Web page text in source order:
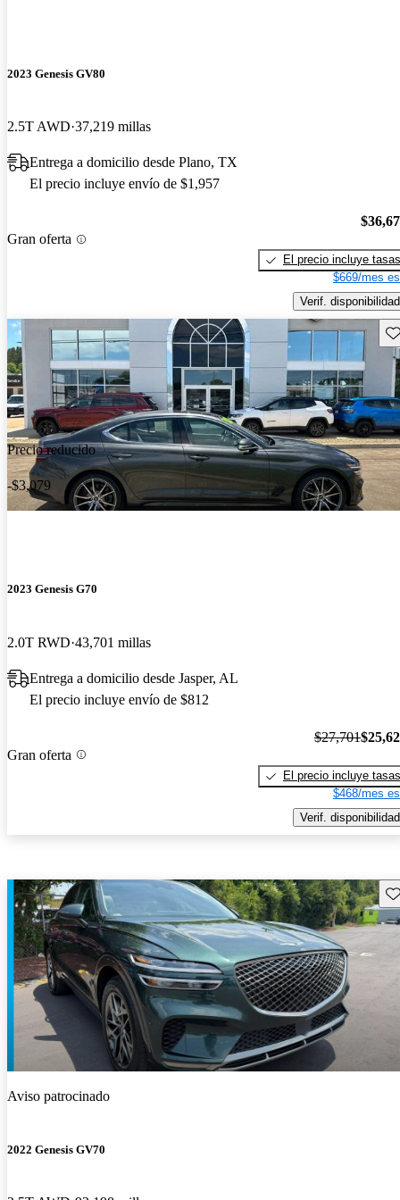
2023 Genesis GV80
2.5T AWD 37,219 millas
Entrega a domicilio desde Plano, TX
El precio incluye envío de $1,957
Gran oferta
El precio incluye tasas
$669/mes
Verif. disponibilidad
Precio reducido
-$3,079
2023 Genesis G70
2.0T RWD 43,701 millas
Entrega a domicilio desde Jasper, AL
El precio incluye envío de $812
Gran oferta
$27,701
El precio incluye tasas
$468/mes
Verif. disponibilidad
Aviso patrocinado
2022 Genesis GV70